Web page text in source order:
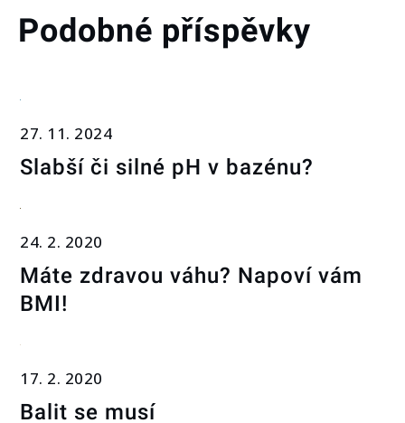
Podobné příspěvky
27. 11. 2024
Slabší či silné pH v bazénu?
24. 2. 2020
Máte zdravou váhu? Napoví vám
BMI!
17. 2. 2020
Balit se musí